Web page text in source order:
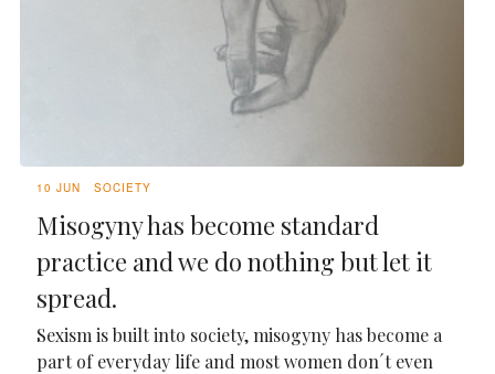
10 JUN SOCIETY
Misogyny has become standard
practice and we do nothing but let it
spread.
Sexism is built into society, misogyny has become a
part of everyday life and most women don´t even